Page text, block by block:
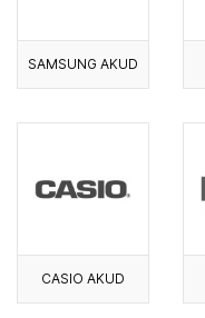
SAMSUNG AKUD
CASIO AKUD